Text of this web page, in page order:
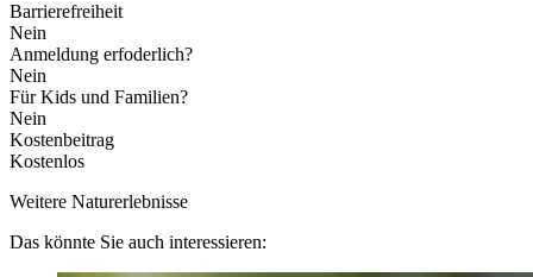
Barrierefreiheit
Nein
Anmeldung erfoderlich?
Nein
Für Kids und Familien?
Nein
Kostenbeitrag
Kostenlos
Weitere Naturerlebnisse
Das könnte Sie auch interessieren: